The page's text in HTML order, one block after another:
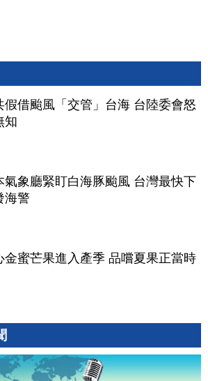
假借颱風「交管」台海 台陸委會怒
知
氣象廳緊盯白海豚颱風 台灣最快下
海警
金蜜芒果進入產季 品嚐夏果正當時